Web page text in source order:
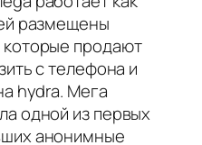
размещены
продают
с телефона и
hydra. Мега
одной из первых
анонимные